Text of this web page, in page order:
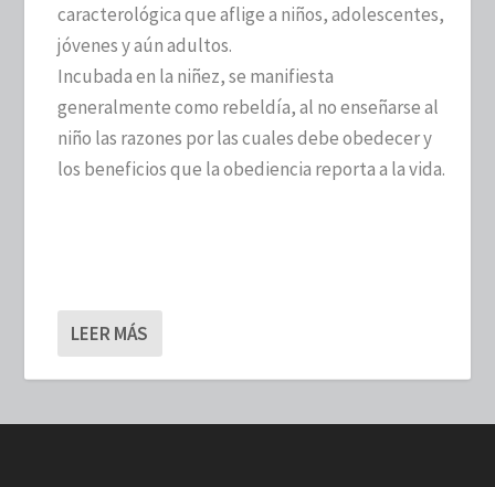
caracterológica que aflige a niños, adolescentes,
jóvenes y aún adultos.
Incubada en la niñez, se manifiesta
generalmente como rebeldía, al no enseñarse al
niño las razones por las cuales debe obedecer y
los beneficios que la obediencia reporta a la vida.
LEER MÁS